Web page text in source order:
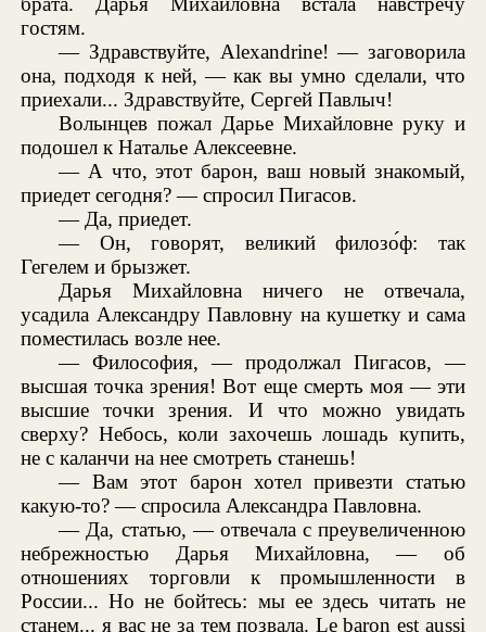
гостям.
— Здравствуйте, Alexandrine! — заговорила
она, подходя к ней, — как вы умно сделали, что
приехали... Здравствуйте, Сергей Павлыч!
Волынцев пожал Дарье Михайловне руку и
подошел к Наталье Алексеевне.
— А что, этот барон, ваш новый знакомый,
приедет сегодня? — спросил Пигасов.
— Да, приедет.
— Он, говорят, великий филозо́ф: так
Гегелем и брызжет.
Дарья Михайловна ничего не отвечала,
усадила Александру Павловну на кушетку и сама
поместилась возле нее.
— Философия, — продолжал Пигасов, —
высшая точка зрения! Вот еще смерть моя — эти
высшие точки зрения. И что можно увидать
сверху? Небось, коли захочешь лошадь купить,
не с каланчи на нее смотреть станешь!
— Вам этот барон хотел привезти статью
какую-то? — спросила Александра Павловна.
— Да, статью, — отвечала с преувеличенною
небрежностью Дарья Михайловна, — об
отношениях торговли к промышленности в
России... Но не бойтесь: мы ее здесь читать не
станем... я вас не за тем позвала. Le baron est aussi